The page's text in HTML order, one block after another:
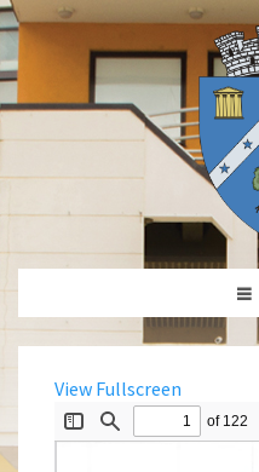
View Fullscreen